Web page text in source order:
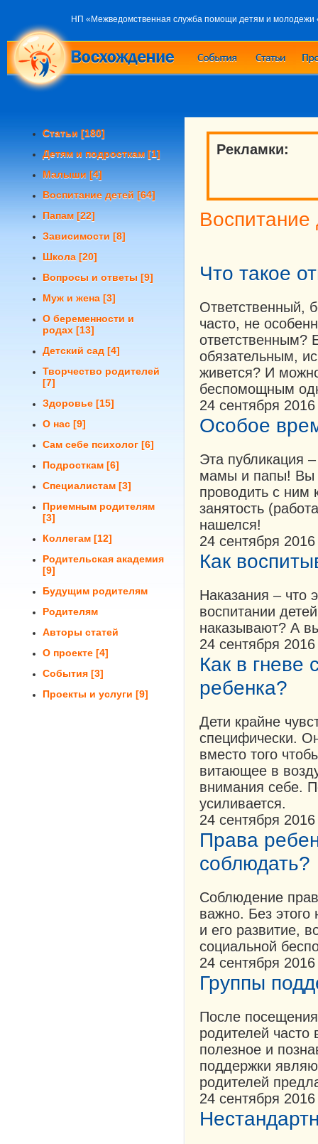
НП «Межведомственная служба помощи детям и молодежи
Статьи [180]
Детям и подросткам [1]
Малыши [4]
Воспитание детей [64]
Папам [22]
Зависимости [8]
Школа [20]
Вопросы и ответы [9]
Муж и жена [3]
О беременности и
родах [13]
Детский сад [4]
Творчество родителей
[7]
Здоровье [15]
О нас [9]
Сам себе психолог [6]
Подросткам [6]
Специалистам [3]
Приемным родителям
[3]
Коллегам [12]
Родительская академия
[9]
Будущим родителям
Родителям
Авторы статей
О проекте [4]
События [3]
Проекты и услуги [9]
Рекламки:
Воспитание
Что такое
Ответственный,
часто, не
ответственным?
обязательным,
живется? И
беспомощным
24 сентября 2016
Особое
Эта публикация
мамы и папы! Вы
проводить с ним
занятость
нашелся!
24 сентября 2016
Как
Наказания – что
воспитании
наказывают? А
24 сентября 2016
Как в гневе
ребенка?
Дети крайне
специфически.
вместо того
витающее в
внимания себе.
усиливается.
24 сентября 2016
Права
соблюдать?
Соблюдение прав
важно. Без этого
и его развитие,
социальной
24 сентября 2016
Группы
После
родителей
полезное и
поддержки
родителей
24 сентября 2016